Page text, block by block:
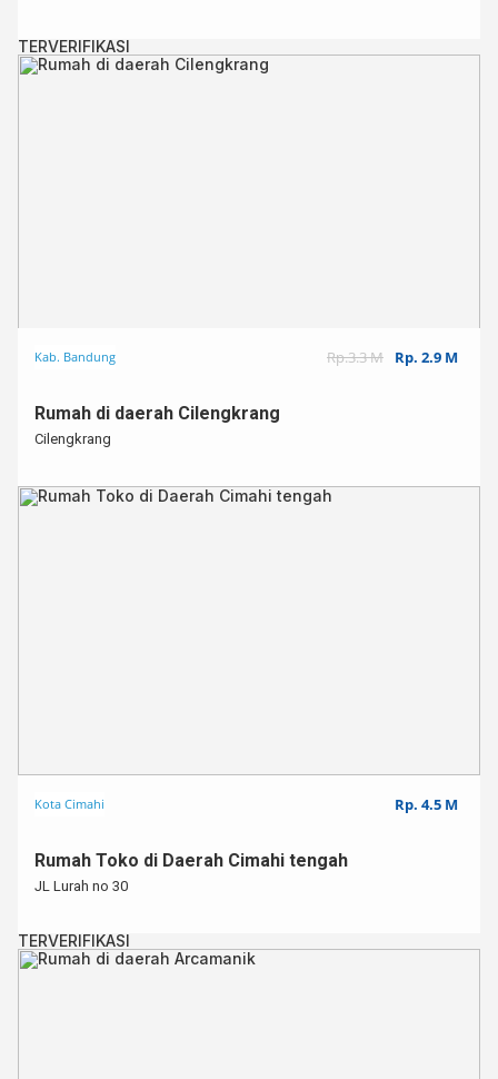
TERVERIFIKASI
Kab. Bandung Rp.3.3 M Rp. 2.9 M
Rumah di daerah Cilengkrang
Cilengkrang
Kota Cimahi Rp. 4.5 M
Rumah Toko di Daerah Cimahi tengah
JL Lurah no 30
TERVERIFIKASI